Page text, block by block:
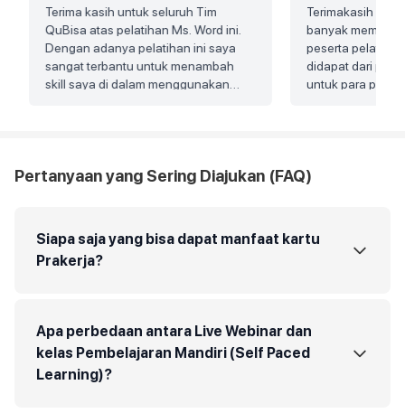
Terima kasih untuk seluruh Tim
QuBisa atas pelatihan Ms. Word ini.
Dengan adanya pelatihan ini saya
sangat terbantu untuk menambah
skill saya di dalam menggunakan
banyak terima kasih, semoga
Terimakasih
banyak
peserta
didapat dari
untuk para
mengajari kami
Pertanyaan yang Sering Diajukan (FAQ)
Siapa saja yang bisa dapat manfaat kartu
Prakerja?
Apa perbedaan antara Live Webinar dan
kelas Pembelajaran Mandiri (Self Paced
Learning)?